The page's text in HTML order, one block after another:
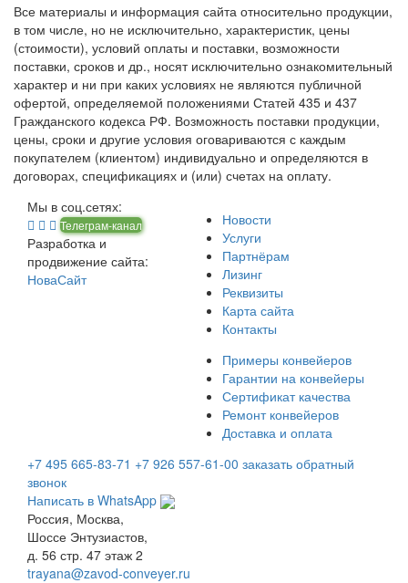
Все материалы и информация сайта относительно продукции,
в том числе, но не исключительно, характеристик, цены
(стоимости), условий оплаты и поставки, возможности
поставки, сроков и др., носят исключительно ознакомительный
характер и ни при каких условиях не являются публичной
офертой, определяемой положениями Статей 435 и 437
Гражданского кодекса РФ. Возможность поставки продукции,
цены, сроки и другие условия оговариваются с каждым
покупателем (клиентом) индивидуально и определяются в
договорах, спецификациях и (или) счетах на оплату.
Мы в соц.сетях:
Телеграм-канал
Разработка и
продвижение сайта:
НоваСайт
Новости
Услуги
Партнёрам
Лизинг
Реквизиты
Карта сайта
Контакты
Примеры конвейеров
Гарантии на конвейеры
Сертификат качества
Ремонт конвейеров
Доставка и оплата
+7 495 665-83-71 +7 926 557-61-00 заказать обратный
звонок
Написать в WhatsApp
Россия, Москва,
Шоссе Энтузиастов,
д. 56 стр. 47 этаж 2
trayana@zavod-conveyer.ru